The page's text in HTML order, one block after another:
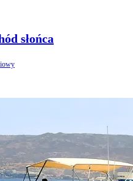
słońca